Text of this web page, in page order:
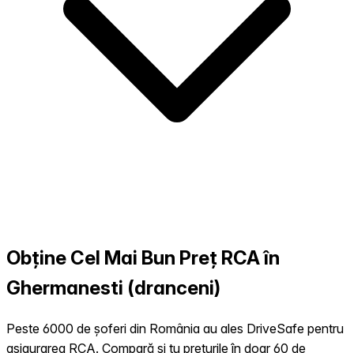
Obține Cel Mai Bun Preț RCA în
Ghermanesti (dranceni)
Peste 6000 de șoferi din România au ales DriveSafe pentru
asigurarea RCA. Compară și tu prețurile în doar 60 de